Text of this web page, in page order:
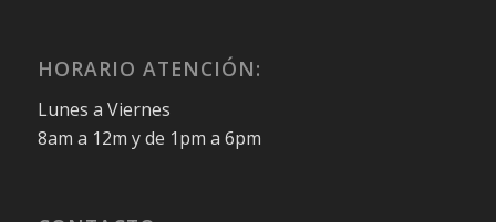
HORARIO ATENCIÓN:
Lunes a Viernes
8am a 12m y de 1pm a 6pm